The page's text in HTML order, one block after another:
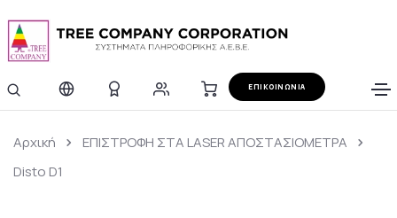
ΕΠΙΚΟΙΝΩΝΙΑ
Αρχική
ΕΠΙΣΤΡΟΦΗ ΣΤΑ LASER ΑΠΟΣΤΑΣΙΟΜΕΤΡΑ
Disto D1